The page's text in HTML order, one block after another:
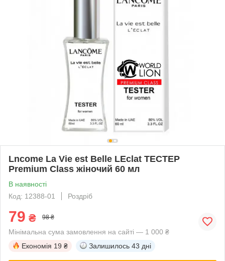
Lncome La Vie est Belle LEclat ТЕСТЕР
Premium Class жіночий 60 мл
В наявності
Код: 12388-01
Роздріб
79 ₴ 98 ₴
Мінімальна сума замовлення на сайті — 1 000 ₴
Економія 19 ₴ Залишилось 43 дні